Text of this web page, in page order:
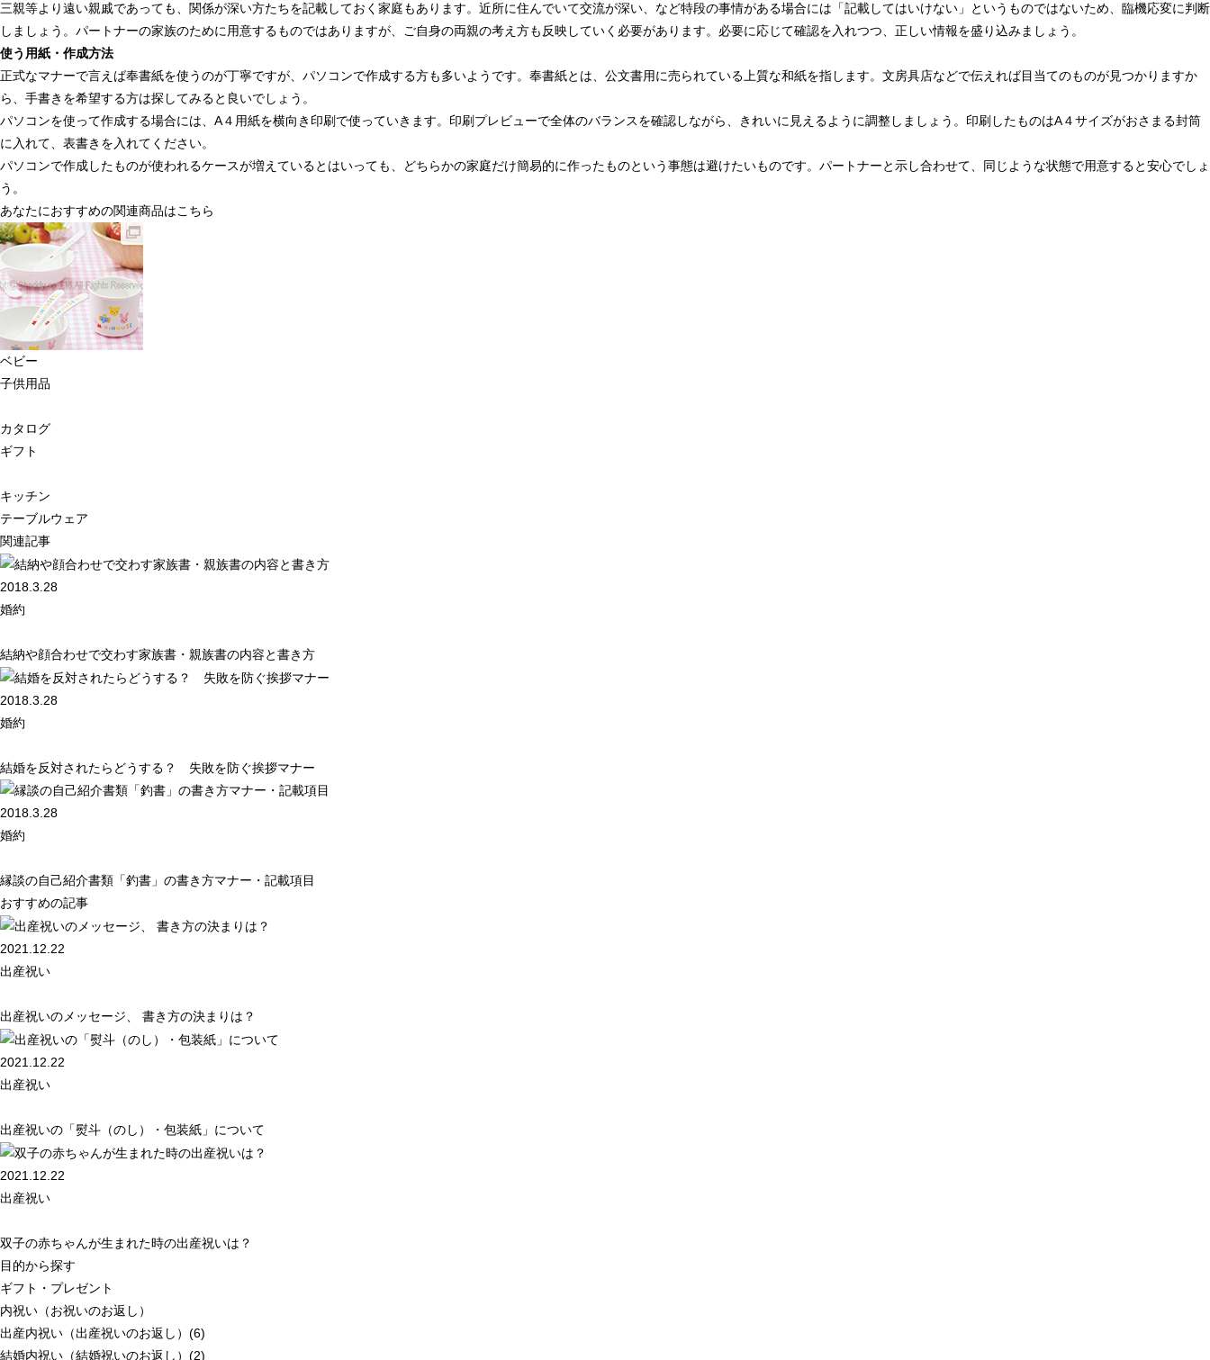
三親等より遠い親戚であっても、関係が深い方たちを記載しておく家庭もあります。近所に住んでいて交流が深い、など特段の事情がある場合には「記載してはいけない」というものではないため、臨機応変に判断
しましょう。パートナーの家族のために用意するものではありますが、ご自身の両親の考え方も反映していく必要があります。必要に応じて確認を入れつつ、正しい情報を盛り込みましょう。
使う用紙・作成方法
正式なマナーで言えば奉書紙を使うのが丁寧ですが、パソコンで作成する方も多いようです。奉書紙とは、公文書用に売られている上質な和紙を指します。文房具店などで伝えれば目当てのものが見つかりますか
ら、手書きを希望する方は探してみると良いでしょう。
パソコンを使って作成する場合には、A４用紙を横向き印刷で使っていきます。印刷プレビューで全体のバランスを確認しながら、きれいに見えるように調整しましょう。印刷したものはA４サイズがおさまる封筒
に入れて、表書きを入れてください。
パソコンで作成したものが使われるケースが増えているとはいっても、どちらかの家庭だけ簡易的に作ったものという事態は避けたいものです。パートナーと示し合わせて、同じような状態で用意すると安心でしょ
う。
あなたにおすすめの関連商品はこちら
ベビー
子供用品
カタログ
ギフト
キッチン
テーブルウェア
関連記事
2018.3.28
婚約
結納や顔合わせで交わす家族書・親族書の内容と書き方
2018.3.28
婚約
結婚を反対されたらどうする？ 失敗を防ぐ挨拶マナー
2018.3.28
婚約
縁談の自己紹介書類「釣書」の書き方マナー・記載項目
おすすめの記事
2021.12.22
出産祝い
出産祝いのメッセージ、 書き方の決まりは？
2021.12.22
出産祝い
出産祝いの「熨斗（のし）・包装紙」について
2021.12.22
出産祝い
双子の赤ちゃんが生まれた時の出産祝いは？
目的から探す
ギフト・プレゼント
内祝い（お祝いのお返し）
出産内祝い（出産祝いのお返し）(6)
結婚内祝い（結婚祝いのお返し）(2)